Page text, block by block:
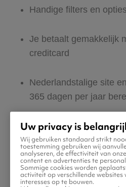
Handige filters en
Je betaalt gemakkelijk
creditcard
Nederlandstalige site
365 dagen per jaar
Zeker van veilig boeken
Boek ook direct een
in Kars
Uw privacy is
Wij gebruiken standaard strikt
toestemming gebruiken wij
analyseren, de effectiviteit van
content en advertenties te
Sommige cookies worden
activiteit op verschillende websites
interesses op te bouwen.